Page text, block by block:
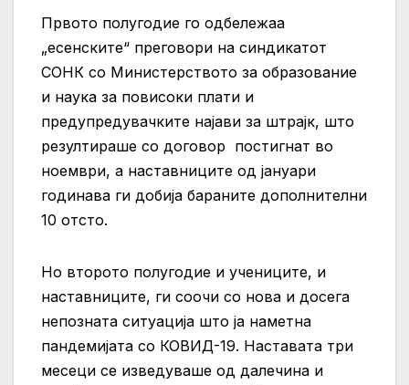
Првото полугодие го одбележаа
„есенските“ преговори на синдикатот
СОНК со Министерството за образование
и наука за повисоки плати и
предупредувачките најави за штрајк, што
резултираше со договор постигнат во
ноември, а наставниците од јануари
годинава ги добија бараните дополнителни
10 отсто.
Но второто полугодие и учениците, и
наставниците, ги соочи со нова и досега
непозната ситуација што ја наметна
пандемијата со КОВИД-19. Наставата три
месеци се изведуваше од далечина и